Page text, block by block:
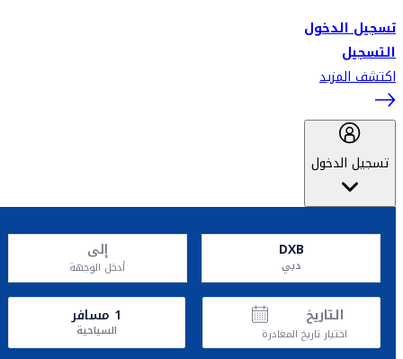
تسجيل الدخول
التسجيل
اكتشف المزيد
تسجيل الدخول
DXB
دبي
إلى
أدخل الوجهة
التاريخ
اختيار تاريخ المغادرة
1 مسافر
السياحية